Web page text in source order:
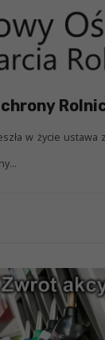
w życie ustawa